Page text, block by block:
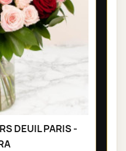
DEUIL PARIS -